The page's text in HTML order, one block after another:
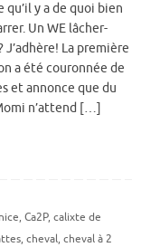
qu’il y a de quoi bien
Un WE lâcher-
J’adhère! La première
a été couronnée de
et annonce que du
n’attend […]
, Ca2P, calixte de
, cheval, cheval à 2